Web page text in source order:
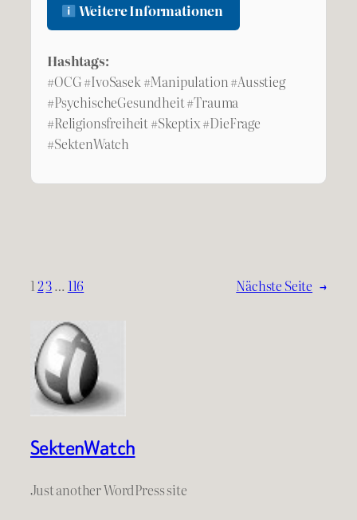
Weitere Informationen
Hashtags:
#OCG #IvoSasek #Manipulation #Ausstieg
#PsychischeGesundheit #Trauma
#Religionsfreiheit #Skeptix #DieFrage
#SektenWatch
1 23… 116 Nächste Seite →
SektenWatch
Just another WordPress site